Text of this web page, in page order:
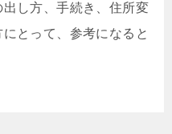
し方、手続き、住所変
とって、参考になると